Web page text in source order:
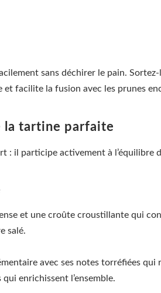
sans déchirer le pain.
facilite la fusion avec les prunes
la tartine parfaite
: il participe activement à l’équilibre
et une croûte croustillante qui
salé.
avec ses notes torréfiées
enrichissent l’ensemble.